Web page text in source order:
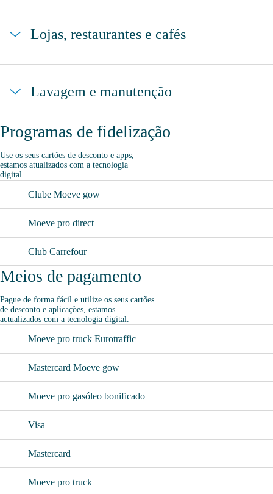
Lojas, restaurantes e cafés
Lavagem e manutenção
Ar e Água
Aspiração
Programas de fidelização
Use os seus cartões de desconto e apps,
estamos atualizados com a tecnologia
digital.
Clube Moeve gow
Moeve pro direct
Club Carrefour
Meios de pagamento
Pague de forma fácil e utilize os seus cartões
de desconto e aplicações, estamos
actualizados com a tecnologia digital.
Moeve pro truck Eurotraffic
Mastercard Moeve gow
Moeve pro gasóleo bonificado
Visa
Mastercard
Moeve pro truck